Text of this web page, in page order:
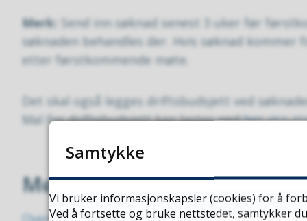
Merk: Send inn søknad senest 3 uker før
søknaden behandles der. Hvis søknad
etter førstkommende møte.
Det skal også legges driftsbudsjett ved
Mal for driftsbudsjett kan lastes nedher (XLS, 37
Møter og protokoller
Samtykke
Vi bruker informasjonskapsler (cookies) for å
Ved å fortsette og bruke nettstedet, samtykker